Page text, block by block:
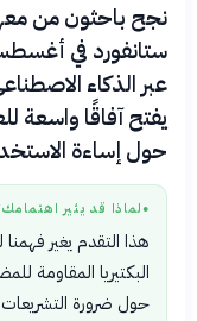
عبر الذكاء
يفتح آفاقًا واسعة
حول إساءة
● لماذا قد يثير
هذا التقدم يغير
البكتيريا المقاومة
حول ضرورة التشريعات